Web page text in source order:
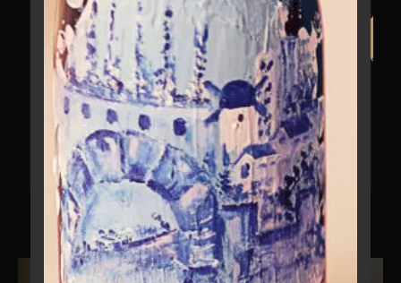
מוצריםמקושרים
בקבוק בגוונים – שחור, אדום זהב, עם שפריצים לבנים, מתאים
את עצמו בכל מקום שרק תעמידו אותו, ומשחרר את המוח
לחשוב ולהתמכר מהצבעים והטכניקה רק מלהסתכל עליו.
כן
הכניסה לאתר זה מיועדת למי שמלאו לו 18 שנים
אזהרה: צריכה מופרזת של אלכוהול מסכנת חיים
ומזיקה לבריאות!